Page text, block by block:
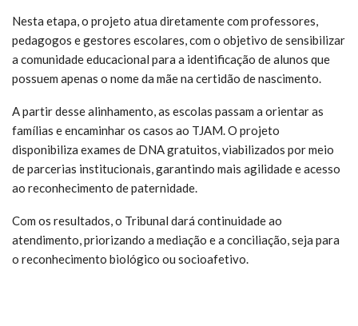
Nesta etapa, o projeto atua diretamente com professores,
pedagogos e gestores escolares, com o objetivo de sensibilizar
a comunidade educacional para a identificação de alunos que
possuem apenas o nome da mãe na certidão de nascimento.
A partir desse alinhamento, as escolas passam a orientar as
famílias e encaminhar os casos ao TJAM. O projeto
disponibiliza exames de DNA gratuitos, viabilizados por meio
de parcerias institucionais, garantindo mais agilidade e acesso
ao reconhecimento de paternidade.
Com os resultados, o Tribunal dará continuidade ao
atendimento, priorizando a mediação e a conciliação, seja para
o reconhecimento biológico ou socioafetivo.